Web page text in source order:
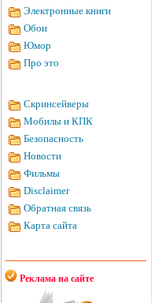
Электронные книги
Обои
Юмор
Про это
Скринсейверы
Мобилы и КПК
Безопасность
Новости
Фильмы
Disclaimer
Обратная связь
Карта сайта
Реклама на сайте